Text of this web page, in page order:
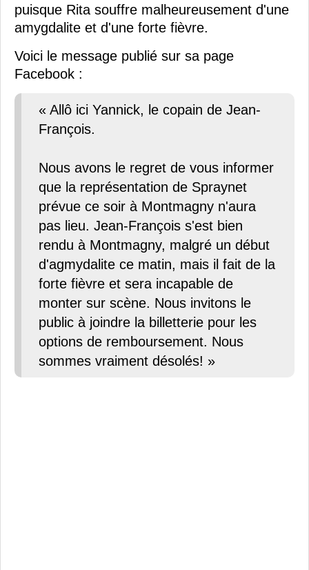
puisque Rita souffre malheureusement d'une
amygdalite et d'une forte fièvre.
Voici le message publié sur sa page
Facebook :
« Allô ici Yannick, le copain de Jean-
François.
Nous avons le regret de vous informer
que la représentation de Spraynet
prévue ce soir à Montmagny n'aura
pas lieu. Jean-François s'est bien
rendu à Montmagny, malgré un début
d'agmydalite ce matin, mais il fait de la
forte fièvre et sera incapable de
monter sur scène. Nous invitons le
public à joindre la billetterie pour les
options de remboursement. Nous
sommes vraiment désolés! »